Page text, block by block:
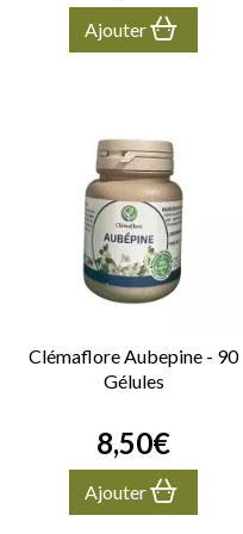
Ajouter
Clémaflore Aubepine - 90
Gélules
8,50€
Ajouter